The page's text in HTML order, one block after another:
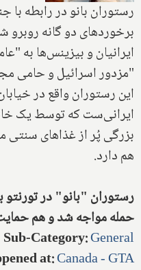
رستوران بانو در رابطه با
برخوردهای دو گانه
ایرانیان و بیزینس‌ها به
"مزدور اسرائیل و حامی
این رستوران واقع در
ایرانی‌ست که توسط یک
بزرگی پُر از غذاهای سنتی
هم دارد.
رستوران "بانو" در تورنتو
حمله مواجه شد و هم
Sub-Category:General
at:Canada - GTA